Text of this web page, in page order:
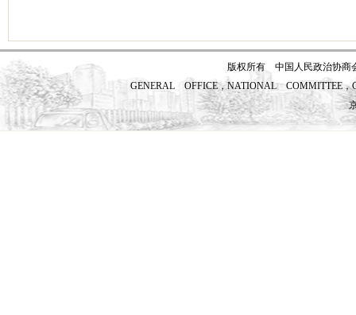
版权所有 中国人民政治协商
GENERAL OFFICE，NATIONAL COMMITTEE，